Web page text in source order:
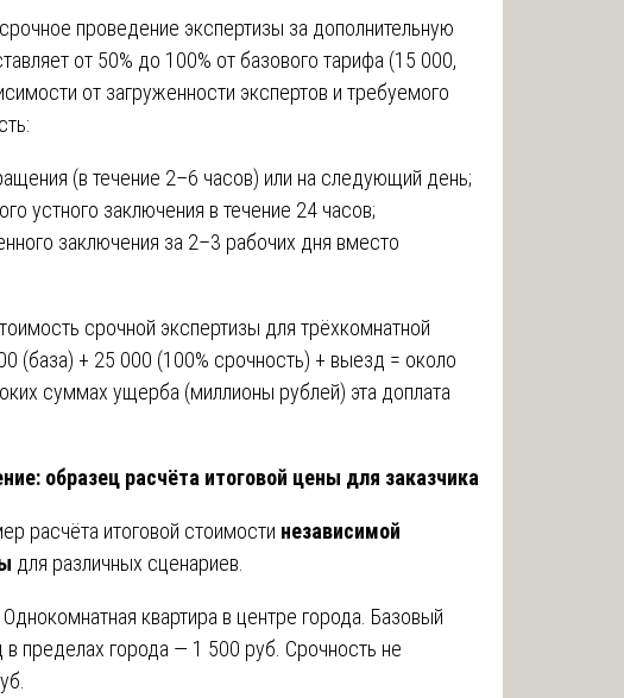
проведение экспертизы за дополнительную
от 50% до 100% от базового тарифа (15 000,
от загруженности экспертов и требуемого
(в течение 2–6 часов) или на следующий день;
устного заключения в течение 24 часов;
заключения за 2–3 рабочих дня вместо
срочной экспертизы для трёхкомнатной
(база) + 25 000 (100% срочность) + выезд = около
суммах ущерба (миллионы рублей) эта доплата
образец расчёта итоговой цены для заказчика
расчёта итоговой стоимости независимой
для различных сценариев.
квартира в центре города. Базовый
пределах города — 1 500 руб. Срочность не